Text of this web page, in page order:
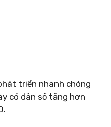
triển nhanh chóng
có dân số tăng hơn